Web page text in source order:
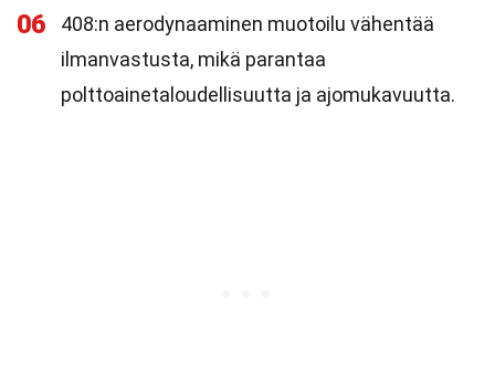
06
408:n aerodynaaminen muotoilu vähentää
ilmanvastusta, mikä parantaa
polttoainetaloudellisuutta ja ajomukavuutta.